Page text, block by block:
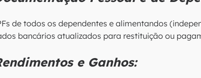
de todos os dependentes e alimentandos
bancários atualizados para restituição ou
e Ganhos: